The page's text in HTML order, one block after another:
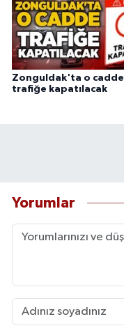
Zonguldak'ta o cadde
trafiğe kapatılacak
Yorumlar